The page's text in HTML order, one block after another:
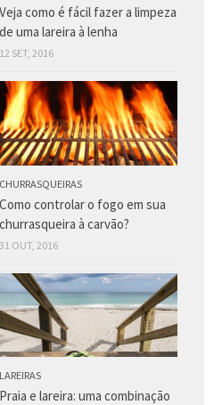
Veja como é fácil fazer a limpeza
de uma lareira à lenha
12 SET, 2016
CHURRASQUEIRAS
Como controlar o fogo em sua
churrasqueira à carvão?
31 OUT, 2016
LAREIRAS
Praia e lareira: uma combinação